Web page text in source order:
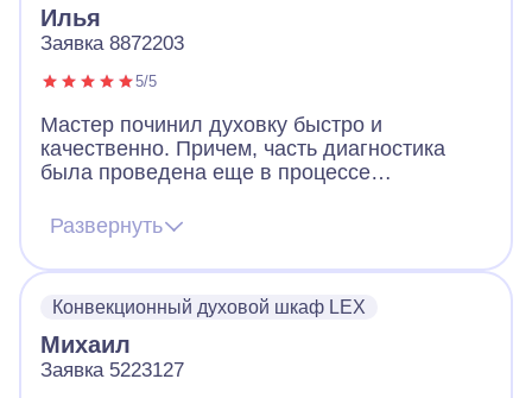
Илья
Заявка 8872203
5/5
Мастер починил духовку быстро и
качественно. Причем, часть диагностика
была проведена еще в процессе
задавал вопросы, сразу чувствуется
большой опыт. Благодаря этого мастер
привез сразу нужные запчасти и замена и
приезд. Не нужно было ждать, чтобы он еще
купил запчасти и возвращался к нам.
Благодарим Айсберг
Развернуть
Конвекционный духовой шкаф LEX
Михаил
Заявка 5223127